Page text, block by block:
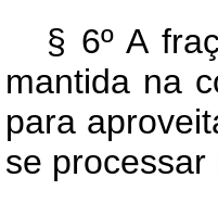
§ 6º A
mantida na
para
se